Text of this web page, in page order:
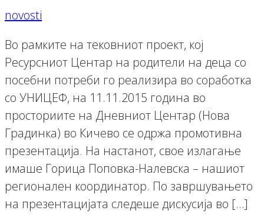
novosti
Во рамките на тековниот проект, кој
Ресурсниот Центар на родители на деца со
посебни потреби го реализира во соработка
со УНИЦЕФ, на 11.11.2015 година во
просториите на Дневниот Центар (Нова
Градинка) во Кичево се одржа промотивна
презентација. На настанот, свое излагање
имаше Горица Поповка-Налевска – нашиот
регионален координатор. По завршувањето
на презентацијата следеше дискусија во […]